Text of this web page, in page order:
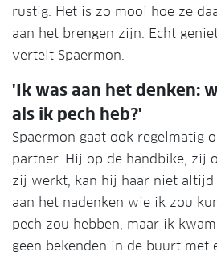
rustig. Het is zo mooi hoe ze
aan het brengen zijn. Echt
vertelt Spaermon.
'Ik was aan het denken:
als ik pech heb?'
Spaermon gaat ook regelmatig
partner. Hij op de handbike, zij
zij werkt, kan hij haar niet altijd
aan het nadenken wie ik zou
pech zou hebben, maar ik
geen bekenden in de buurt met